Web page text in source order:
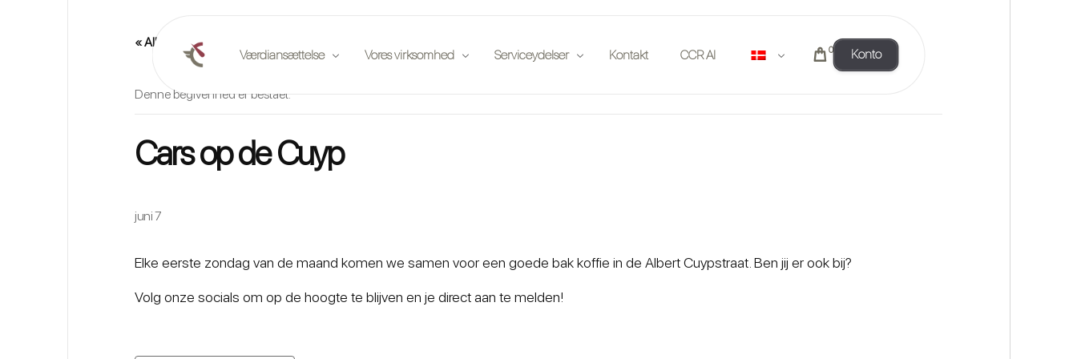
Værdiansættelse
Online værdiansættelse
Planlæg en værdiansættelse på stedet
Vores virksomhed Serviceydelser
Bilklubber
Kontakt CCR AI 0 Konto
« Alle Begivenheder
Denne begivenhed er bestået.
Cars op de Cuyp
juni 7
Elke eerste zondag van de maand komen we samen voor een goede bak koffie in de Albert Cuypstraat. Ben jij er ook bij?
Volg onze socials om op de hoogte te blijven en je direct aan te melden!